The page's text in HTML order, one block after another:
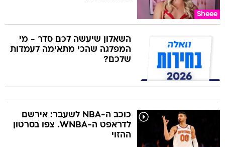
Sheee
השאלון שיעשה לכם סדר - מי
המפלגה שהכי מתאימה לעמדות
שלכם?
כוכב ה-NBA לשעבר: אירשם
לדראפט ה-WNBA. צפו בסרטון
ההזוי